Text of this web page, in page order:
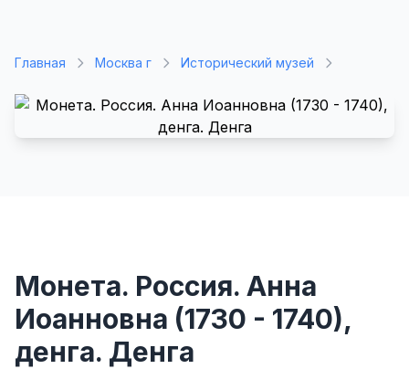
Главная Москва г Исторический музей
Монета. Россия. Анна
Иоанновна (1730 - 1740),
денга. Денга